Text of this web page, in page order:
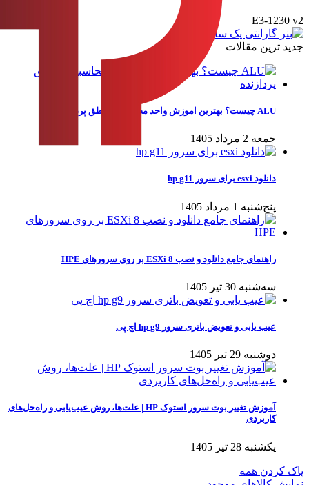
E3-1230 v2
جدید ترین مقالات
ALU چیست؟ بهترین اموزش واحد محاسبه و منطق پردازنده
جمعه 2 مرداد 1405
دانلود esxi برای سرور hp g11
پنج‌شنبه 1 مرداد 1405
راهنمای جامع دانلود و نصب ESXi 8 بر روی سرورهای HPE
سه‌شنبه 30 تیر 1405
عیب یابی و تعویض باتری سرور hp g9 اچ پی
دوشنبه 29 تیر 1405
آموزش تغییر بوت سرور استوک HP | علت‌ها، روش عیب‌یابی و راه‌حل‌های
کاربردی
یکشنبه 28 تیر 1405
پاک کردن همه